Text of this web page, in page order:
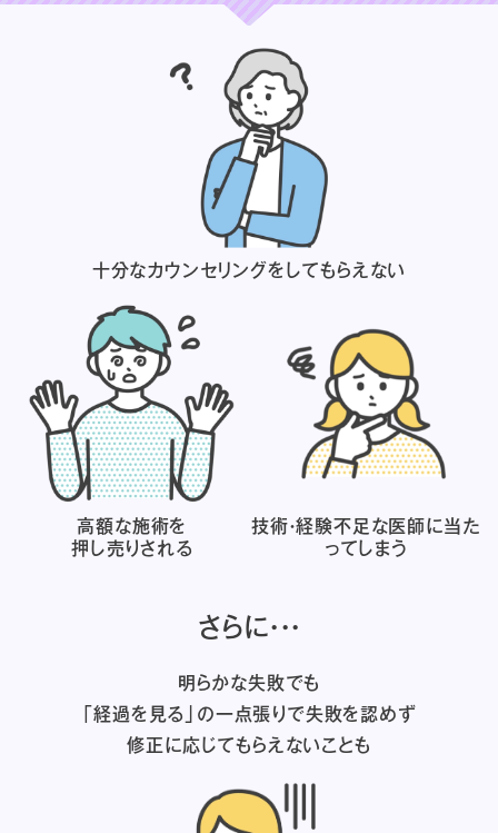
十分なカウンセリングをしてもらえない
高額な施術を
押し売りされる
技術・経験不足な医師に当た
ってしまう
さらに・・・
明らかな失敗でも
「経過を見る」の一点張りで失敗を認めず
修正に応じてもらえないことも